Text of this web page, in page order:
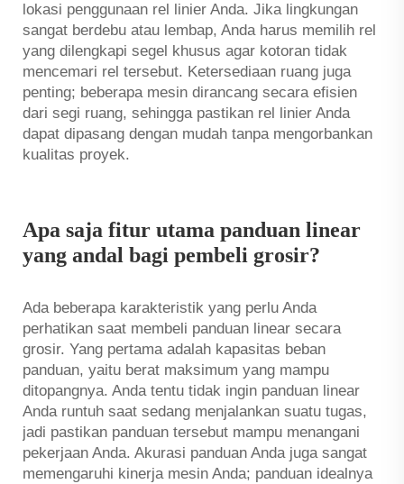
lokasi penggunaan rel linier Anda. Jika lingkungan
sangat berdebu atau lembap, Anda harus memilih rel
yang dilengkapi segel khusus agar kotoran tidak
mencemari rel tersebut. Ketersediaan ruang juga
penting; beberapa mesin dirancang secara efisien
dari segi ruang, sehingga pastikan rel linier Anda
dapat dipasang dengan mudah tanpa mengorbankan
kualitas proyek.
Apa saja fitur utama panduan linear
yang andal bagi pembeli grosir?
Ada beberapa karakteristik yang perlu Anda
perhatikan saat membeli panduan linear secara
grosir. Yang pertama adalah kapasitas beban
panduan, yaitu berat maksimum yang mampu
ditopangnya. Anda tentu tidak ingin panduan linear
Anda runtuh saat sedang menjalankan suatu tugas,
jadi pastikan panduan tersebut mampu menangani
pekerjaan Anda. Akurasi panduan Anda juga sangat
memengaruhi kinerja mesin Anda; panduan idealnya